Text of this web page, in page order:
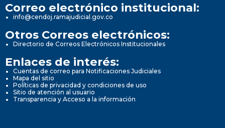
Correo electrónico institucional:
info@cendoj.ramajudicial.gov.co
Otros Correos electrónicos:
Directorio de Correos Electrónicos Institucionales
Enlaces de interés:
Cuentas de correo para Notificaciones Judiciales
Mapa del sitio
Políticas de privacidad y condiciones de uso
Sitio de atención al usuario
Transparencia y Acceso a la información